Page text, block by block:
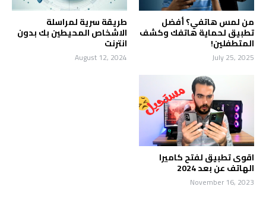
من لمس هاتفي؟ أفضل
تطبيق لحماية هاتفك وكشف
المتطفلين!
July 25, 2025
طريقة سرية لمراسلة
الاشخاص المحيطين بك بدون
انترنت
August 12, 2024
اقوى تطبيق لفتح كاميرا
الهاتف عن بعد 2024
November 16, 2023